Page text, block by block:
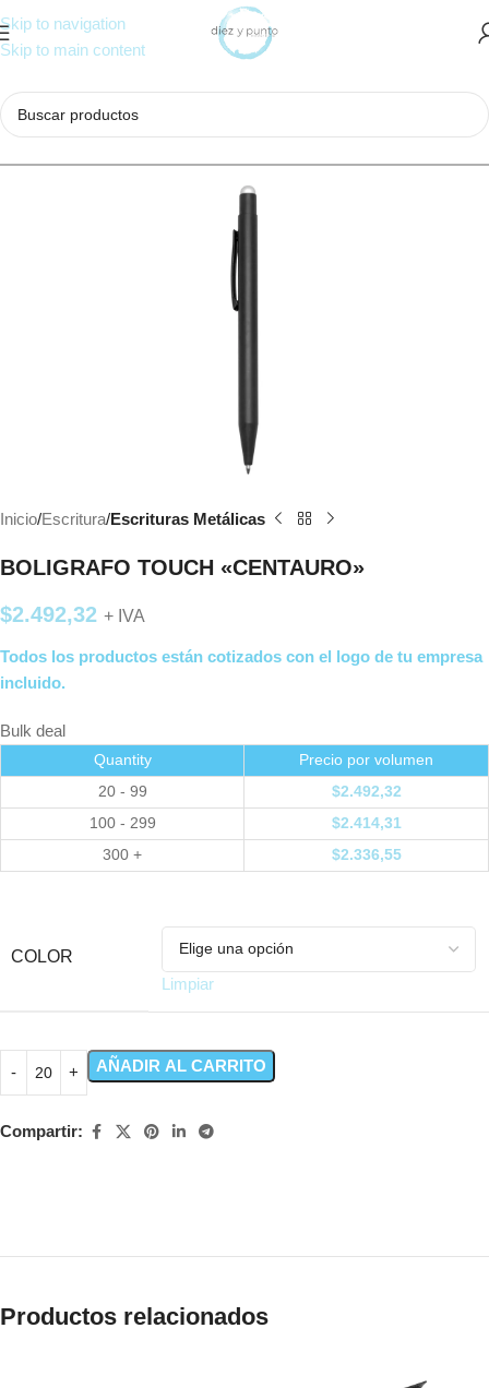
Skip to navigation
Skip to main content
Inicio Escritura Escrituras Metálicas
BOLIGRAFO TOUCH «CENTAURO»
$2.492,32 + IVA
Todos los productos están cotizados con el logo de tu empresa
incluido.
Bulk deal
Quantity
Precio por volumen
20 - 99
$2.492,32
100 - 299
$2.414,31
300 +
$2.336,55
COLOR
Limpiar
AÑADIR AL CARRITO
Compartir:
Productos relacionados